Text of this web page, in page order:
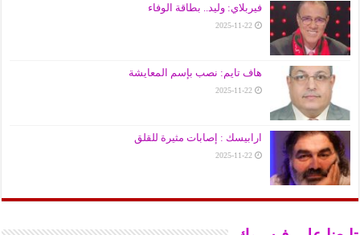
فيربلاي: وليد.. بطاقة الوفاء
2025-11-22
هاف تايم: نصب بإسم المعايشة
2025-11-22
ارابيسك : إصابات مثيرة للقلق
2025-11-22